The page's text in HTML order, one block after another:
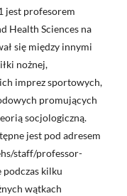
jest profesorem
Health Sciences na
się między innymi
nożnej,
imprez sportowych,
promujących
socjologiczną.
jest pod adresem
staff/professor-
kilku
wątkach